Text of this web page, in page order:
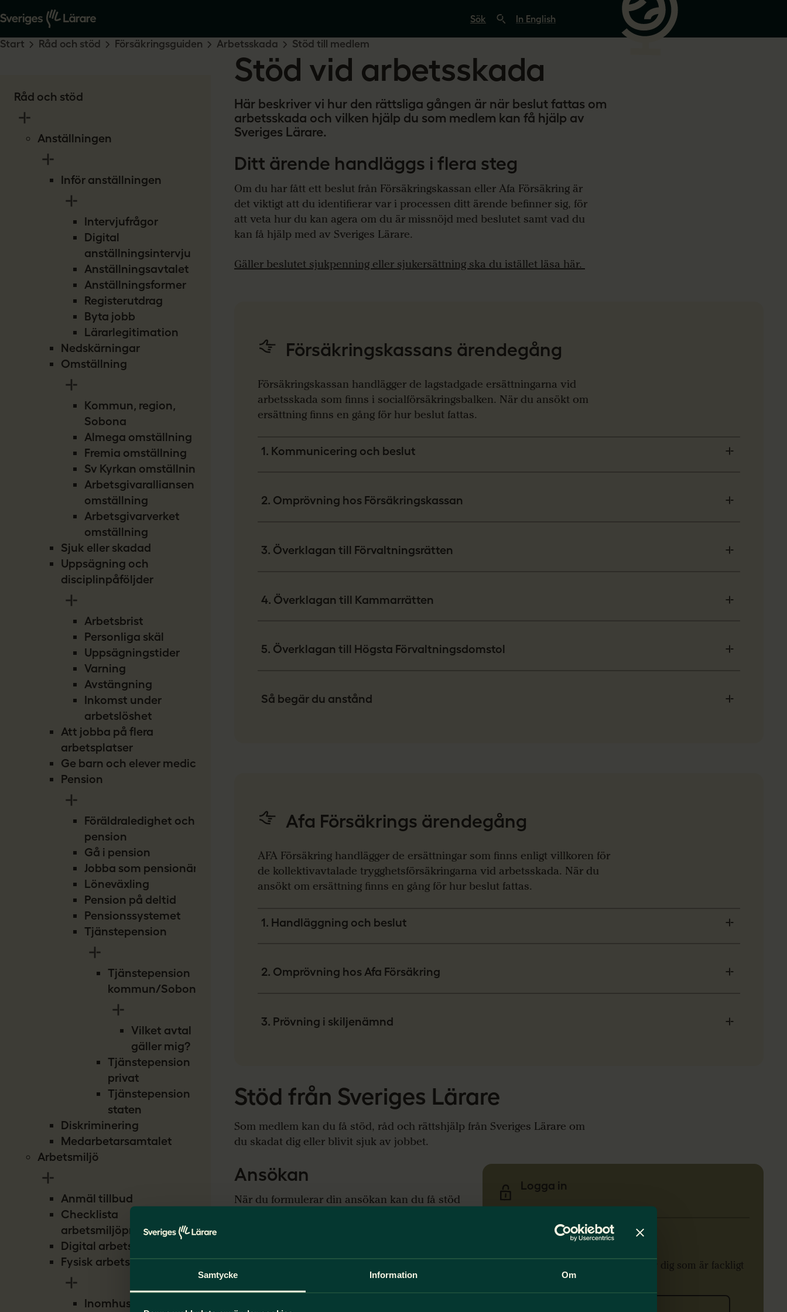
Samtycke Information Om
ö
p
v
e
g
e
a
e
s
e
In English
Råd och stöd
Anställningen
Inför anställningen
Intervjufrågor
Digital
anställningsintervju
Anställningsavtalet
Anställningsformer
Registerutdrag
Byta jobb
Lärarlegitimation
Nedskärningar
Omställning
Kommun, region,
Sobona
Almega omställning
Fremia omställning
Sv Kyrkan omställning
Arbetsgivaralliansen
omställning
Arbetsgivarverket
omställning
Sjuk eller skadad
Uppsägning och
disciplinpåföljder
Arbetsbrist
Personliga skäl
Uppsägningstider
Varning
Avstängning
Inkomst under
arbetslöshet
Att jobba på flera
arbetsplatser
Ge barn och elever medicin
Pension
Föräldraledighet och
pension
Gå i pension
Jobba som pensionär
Löneväxling
Pension på deltid
Pensionssystemet
Tjänstepension
Tjänstepension
kommun/Sobona
Vilket avtal
gäller mig?
Tjänstepension
privat
Tjänstepension
staten
Diskriminering
Medarbetarsamtalet
Arbetsmiljö
Anmäl tillbud
Checklista
arbetsmiljöproblem
Digital arbetsmiljö
Fysisk arbetsmiljö
Inomhusmiljö
Start Råd och stöd Försäkringsguiden Arbetsskada Stöd till medlem
Stöd vid arbetsskada
Här beskriver vi hur den rättsliga gången är när beslut fattas om
arbetsskada och vilken hjälp du som medlem kan få hjälp av
Sveriges Lärare.
Ditt ärende handläggs i flera steg
Om du har fått ett beslut från Försäkringskassan eller Afa Försäkring är
det viktigt att du identifierar var i processen ditt ärende befinner sig, för
att veta hur du kan agera om du är missnöjd med beslutet samt vad du
kan få hjälp med av Sveriges Lärare.
Gäller beslutet sjukpenning eller sjukersättning ska du istället läsa här.
Försäkringskassans ärendegång
Försäkringskassan handlägger de lagstadgade ersättningarna vid
arbetsskada som finns i socialförsäkringsbalken. När du ansökt om
ersättning finns en gång för hur beslut fattas.
1. Kommunicering och beslut
2. Omprövning hos Försäkringskassan
3. Överklagan till Förvaltningsrätten
4. Överklagan till Kammarrätten
5. Överklagan till Högsta Förvaltningsdomstol
Så begär du anstånd
Afa Försäkrings ärendegång
AFA Försäkring handlägger de ersättningar som finns enligt villkoren för
de kollektivavtalade trygghetsförsäkringarna vid arbetsskada. När du
ansökt om ersättning finns en gång för hur beslut fattas.
1. Handläggning och beslut
2. Omprövning hos Afa Försäkring
3. Prövning i skiljenämnd
Stöd från Sveriges Lärare
Som medlem kan du få stöd, råd och rättshjälp från Sveriges Lärare om
du skadat dig eller blivit sjuk av jobbet.
Logga in
Förtroendevald
I Portalen finns mer information för dig som är fackligt
förtroendevald
Ansökan
När du formulerar din ansökan kan du få stöd
kan ge råd och stöd.
Omprövning